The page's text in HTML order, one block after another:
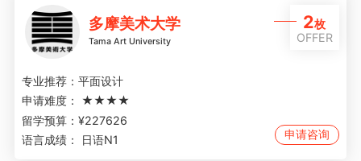
多摩美术大学
Tama Art University
2枚
OFFER
专业推荐： 平面设计
申请难度：
★★★★
留学预算： ¥227626
语言成绩：
日语N1 申请咨询